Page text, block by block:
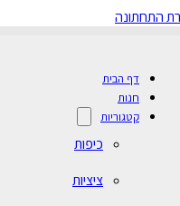
התחתונה
דף הבית
חנות
קטגוריות
כיפות
ציציות